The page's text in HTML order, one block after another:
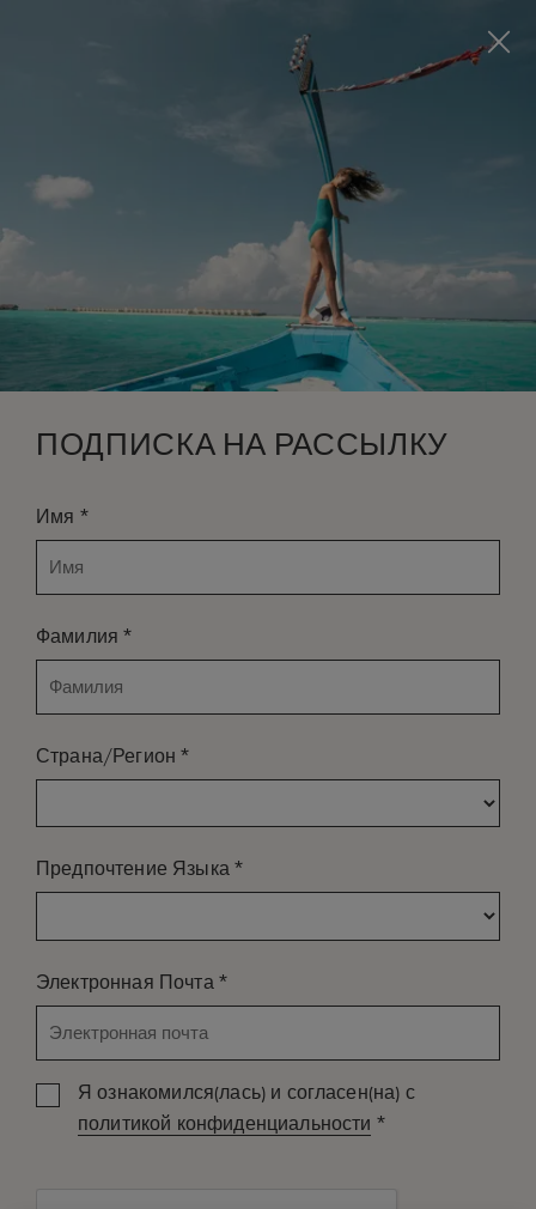
to enhance your experience
and make your visit easier and more comfortable.
ЗАБРОНИРОВАТЬ
БЕСПЛАТНАЯ ОТМЕНА
ПОДПИСКА НА РАССЫЛКУ
Имя *
Фамилия*
Страна/Регион*
Предпочтение Языка*
Электронная Почта *
Я ознакомился(лась) и согласен(на) с
политикой конфиденциальности *